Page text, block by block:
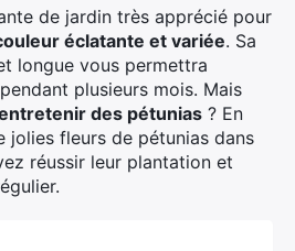
de jardin très apprécié pour
éclatante et variée. Sa
longue vous permettra
plusieurs mois. Mais
des pétunias ? En
jolies fleurs de pétunias dans
réussir leur plantation et